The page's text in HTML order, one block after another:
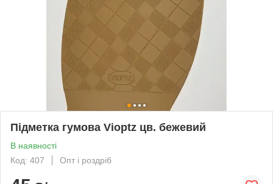
Підметка гумова Vioptz цв. бежевий
В наявності
Код: 407
Опт і роздріб